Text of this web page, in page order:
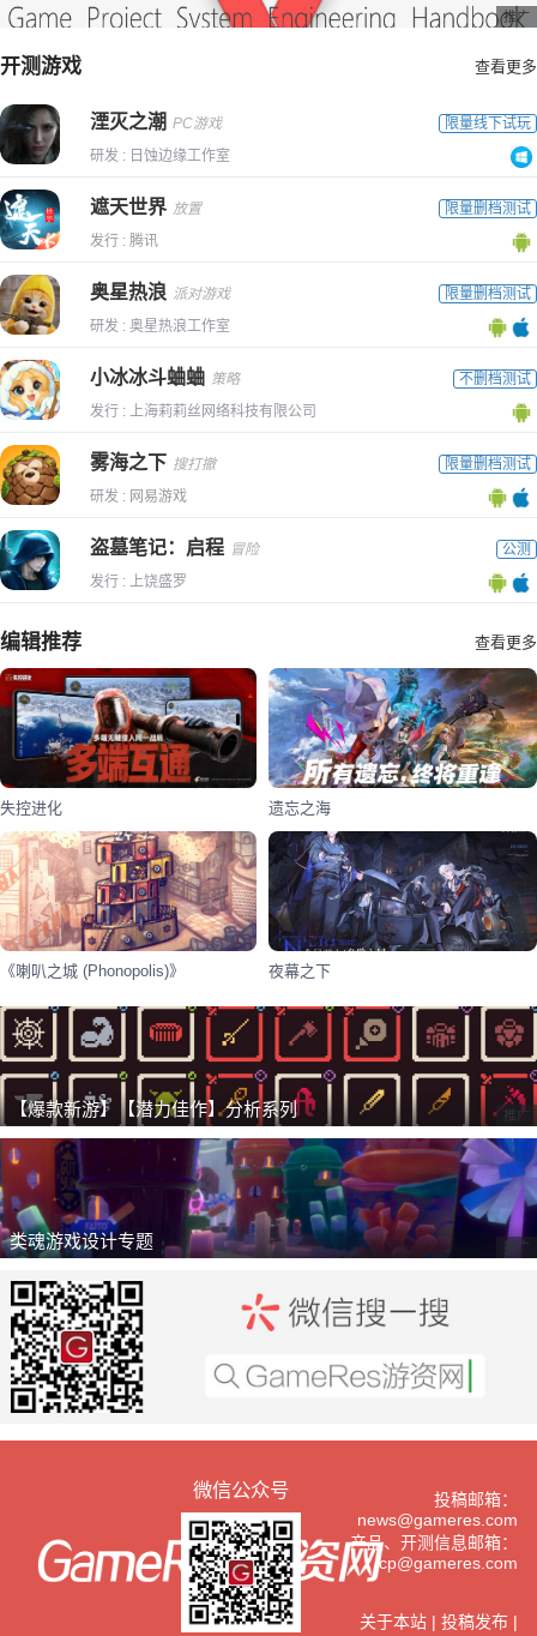
推广
开测游戏 查看更多
湮灭之潮 PC游戏
限量线下试玩
研发 : 日蚀边缘工作室
遮天世界 放置
限量删档测试
发行 : 腾讯
奥星热浪 派对游戏
限量删档测试
研发 : 奥星热浪工作室
小冰冰斗蛐蛐 策略
不删档测试
发行 : 上海莉莉丝网络科技有限公司
雾海之下 搜打撤
限量删档测试
研发 : 网易游戏
盗墓笔记：启程 冒险
公测
发行 : 上饶盛罗
编辑推荐 查看更多
失控进化 遗忘之海
《喇叭之城 (Phonopolis)》 夜幕之下
【爆款新游】【潜力佳作】分析系列 推广
类魂游戏设计专题 推广
微信公众号
投稿邮箱：
news@gameres.com
产品、开测信息邮箱：
cp@gameres.com
关于本站| 投稿发布|